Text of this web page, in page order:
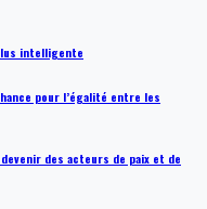
intelligente
pour l’égalité entre les
des acteurs de paix et de